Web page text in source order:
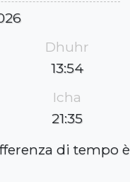
Dhuhr
13:54
Icha
21:35
di tempo è